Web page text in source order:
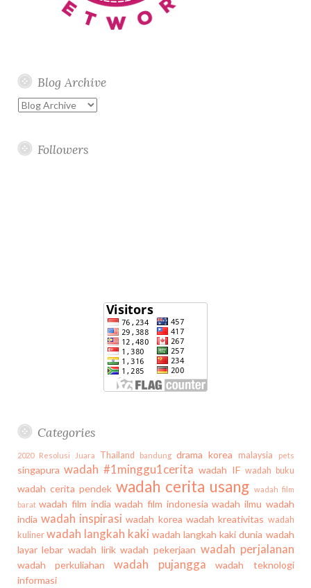
Blog Archive
Followers
Categories
2020 Resolusi Juara Thailand bandung drama korea malaysia pets
singapura wadah #1minggu1cerita wadah IF wadah buku
wadah cerita pendek wadah cerita usang wadah film
barat wadah film india wadah film indonesia wadah ilmu wadah
india wadah inspirasi wadah korea wadah kreativitas wadah
kuliner wadah langkah kaki wadah langkah kaki dunia wadah
layar lebar wadah lirik wadah pekerjaan wadah perjalanan
wadah perkuliahan wadah pujangga
wadah teknologi
informasi